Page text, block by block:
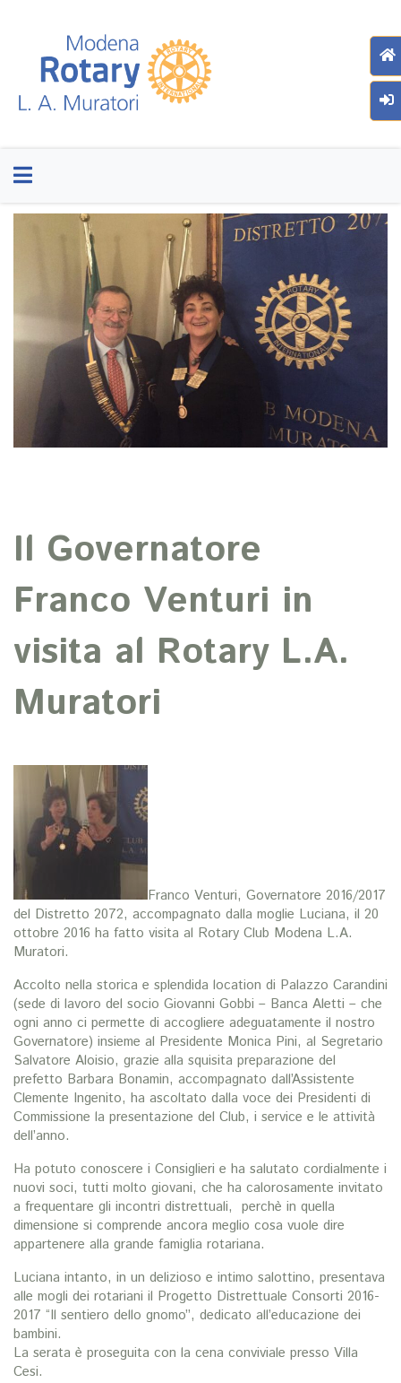
Il Governatore
Franco Venturi in
visita al Rotary L.A.
Muratori
Franco Venturi, Governatore 2016/2017
del Distretto 2072, accompagnato dalla moglie Luciana, il 20
ottobre 2016 ha fatto visita al Rotary Club Modena L.A.
Muratori.
Accolto nella storica e splendida location di Palazzo Carandini
(sede di lavoro del socio Giovanni Gobbi – Banca Aletti – che
ogni anno ci permette di accogliere adeguatamente il nostro
Governatore) insieme al Presidente Monica Pini, al Segretario
Salvatore Aloisio, grazie alla squisita preparazione del
prefetto Barbara Bonamin, accompagnato dall’Assistente
Clemente Ingenito, ha ascoltato dalla voce dei Presidenti di
Commissione la presentazione del Club, i service e le attività
dell’anno.
Ha potuto conoscere i Consiglieri e ha salutato cordialmente i
nuovi soci, tutti molto giovani, che ha calorosamente invitato
a frequentare gli incontri distrettuali, perchè in quella
dimensione si comprende ancora meglio cosa vuole dire
appartenere alla grande famiglia rotariana.
Luciana intanto, in un delizioso e intimo salottino, presentava
alle mogli dei rotariani il Progetto Distrettuale Consorti 2016-
2017 “Il sentiero dello gnomo”, dedicato all’educazione dei
bambini.
La serata è proseguita con la cena conviviale presso Villa
Cesi.